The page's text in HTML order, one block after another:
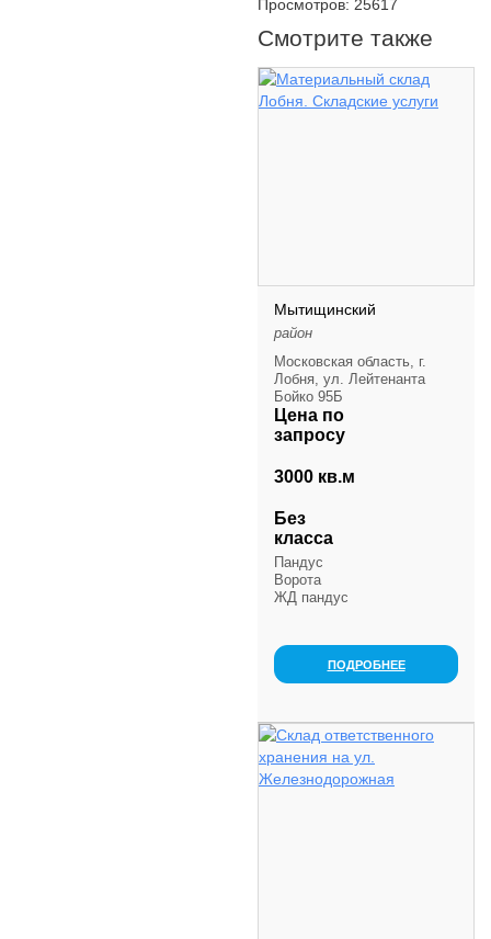
Просмотров: 25617
Смотрите также
Мытищинский
район
Московская область, г.
Лобня, ул. Лейтенанта
Бойко 95Б
Цена по
запросу
3000 кв.м
Без
класса
Пандус
Ворота
ЖД пандус
ПОДРОБНЕЕ